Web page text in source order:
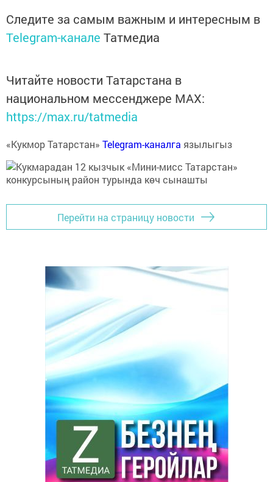
Следите за самым важным и интересным в
Telegram-канале Татмедиа
Читайте новости Татарстана в
национальном мессенджере MАХ:
https://max.ru/tatmedia
«Кукмор Татарстан» Telegram-каналга язылыгыз
Перейти на страницу новости